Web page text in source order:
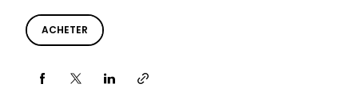
ACHETER
Partager via